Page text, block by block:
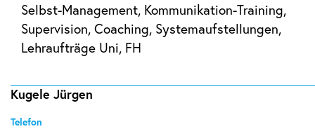
Selbst-Management, Kommunikation-Training,
Supervision, Coaching, Systemaufstellungen,
Lehraufträge Uni, FH
Kugele Jürgen
Telefon